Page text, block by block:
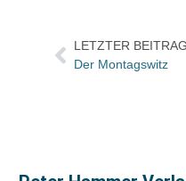
LETZTER BEITRAG
Der Montagswitz